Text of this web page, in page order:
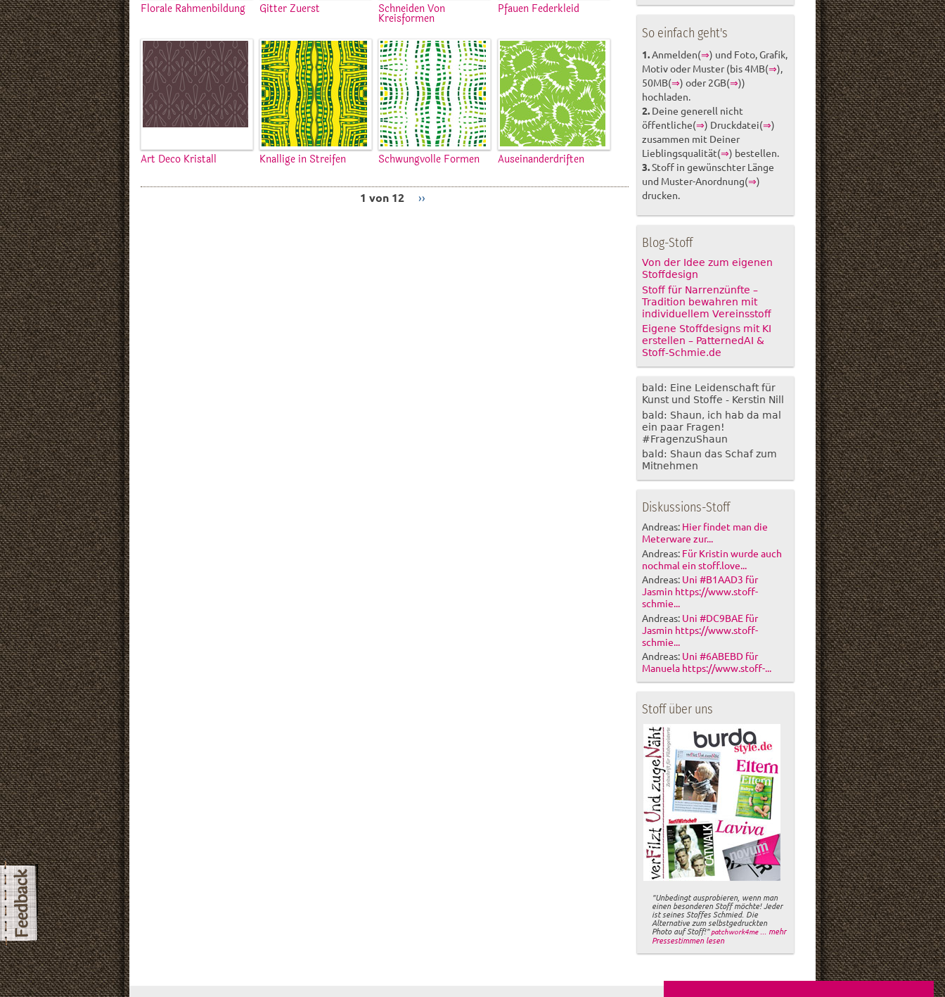
Florale Rahmenbildung Gitter Zuerst Schneiden Von
Kreisformen
Pfauen Federkleid
Art Deco Kristall Knallige in Streifen Schwungvolle Formen Auseinanderdriften
1 von 12 ››
So einfach geht's
1.Anmelden(⇒) und Foto, Grafik,
Motiv oder Muster (bis 4MB(⇒),
50MB(⇒) oder 2GB(⇒))
hochladen.
2. Deine generell nicht
öffentliche(⇒) Druckdatei(⇒)
zusammen mit Deiner
Lieblingsqualität(⇒) bestellen.
3.Stoff in gewünschter Länge
und Muster-Anordnung(⇒)
drucken.
Blog-Stoff
Von der Idee zum eigenen
Stoffdesign
Stoff für Narrenzünfte –
Tradition bewahren mit
individuellem Vereinsstoff
Eigene Stoffdesigns mit KI
erstellen – PatternedAI &
Stoff-Schmie.de
bald: Eine Leidenschaft für
Kunst und Stoffe - Kerstin Nill
bald: Shaun, ich hab da mal
ein paar Fragen!
#FragenzuShaun
bald: Shaun das Schaf zum
Mitnehmen
Diskussions-Stoff
Andreas: Hier findet man die
Meterware zur...
Andreas: Für Kristin wurde auch
nochmal ein stoff.love...
Andreas: Uni #B1AAD3 für
Jasmin https://www.stoff-
schmie...
Andreas: Uni #DC9BAE für
Jasmin https://www.stoff-
schmie...
Andreas: Uni #6ABEBD für
Manuela https://www.stoff-...
Stoff über uns
"Unbedingt ausprobieren, wenn man
einen besonderen Stoff möchte! Jeder
ist seines Stoffes Schmied. Die
Alternative zum selbstgedruckten
Photo auf Stoff!"patchwork4me ... mehr
Pressestimmen lesen